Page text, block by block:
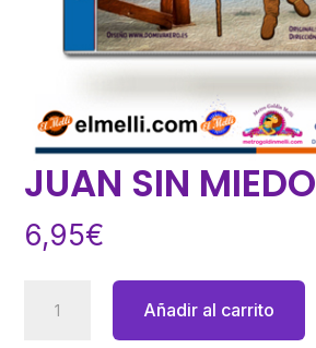
JUAN SIN MIEDO
6,95€
Añadir al carrito